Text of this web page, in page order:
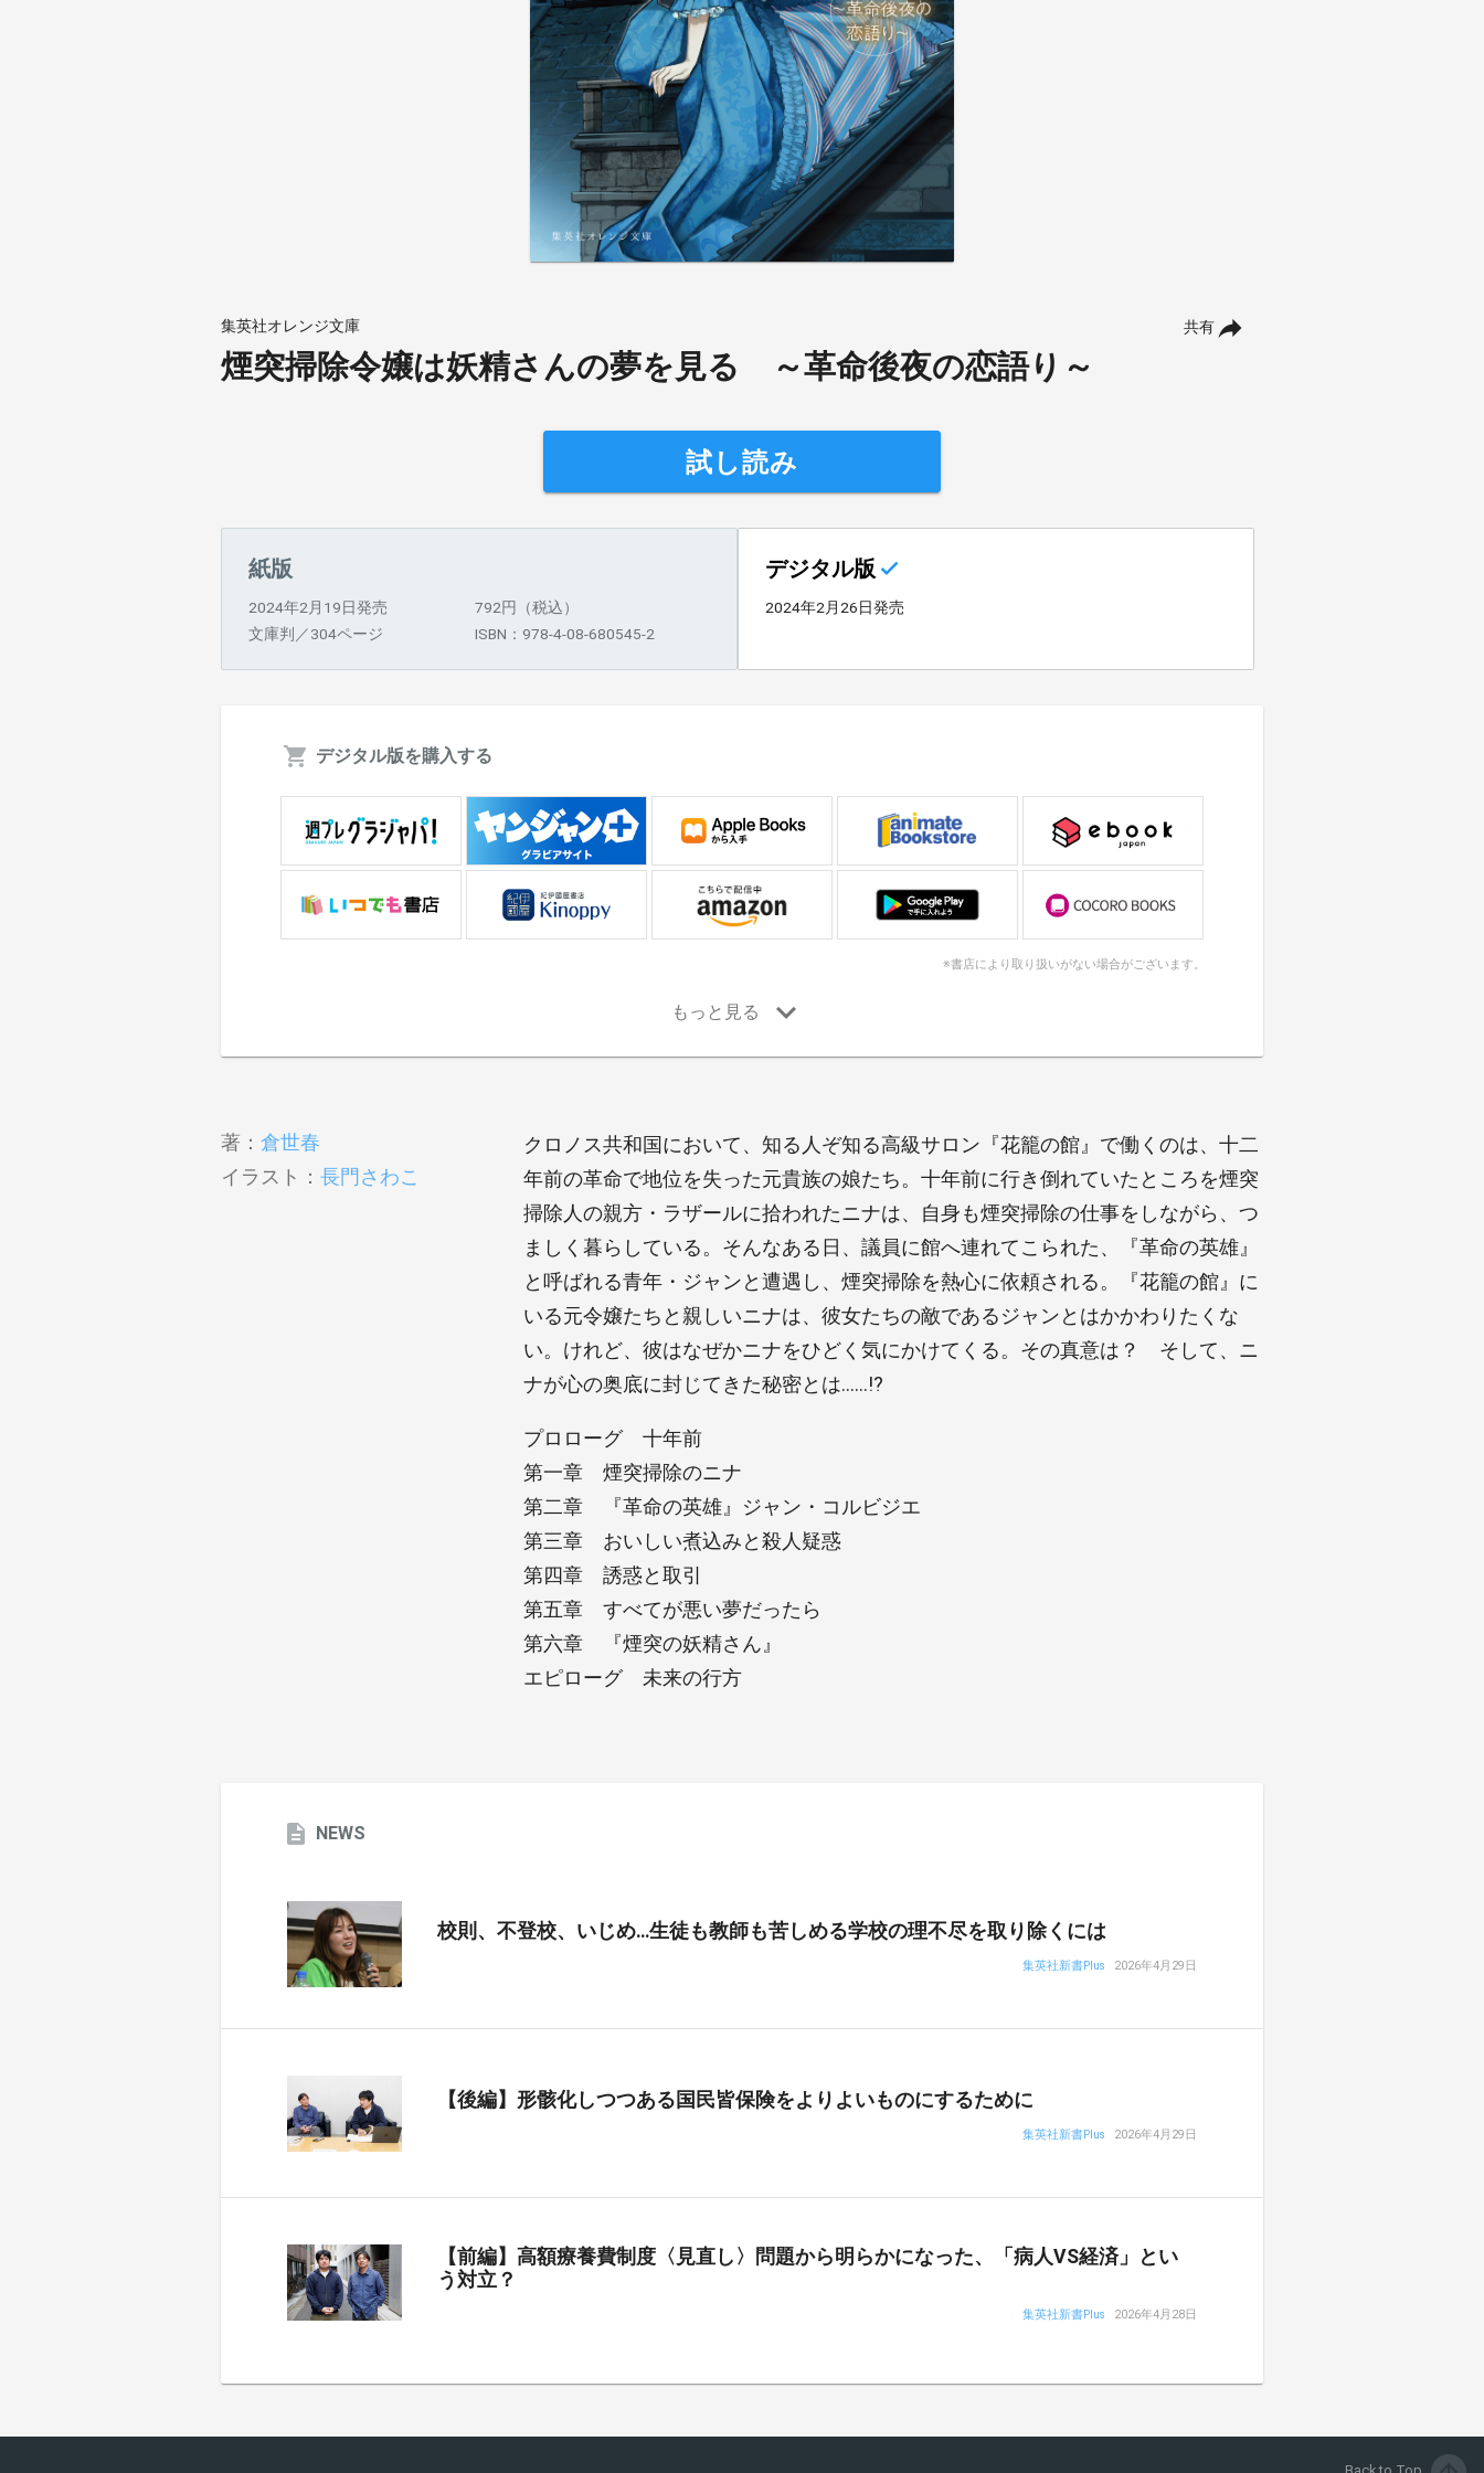
共有
集英社オレンジ文庫
煙突掃除令嬢は妖精さんの夢を見る ～革命後夜の恋語り～
試し読み
紙版
2024年2月19日発売
792円（税込）
文庫判／304ページ
ISBN：978-4-08-680545-2
デジタル版
2024年2月26日発売
デジタル版を購入する
※書店により取り扱いがない場合がございます。
著： 倉世春
イラスト： 長門さわこ
クロノス共和国において、知る人ぞ知る高級サロン『花籠の館』で働くのは、十二
年前の革命で地位を失った元貴族の娘たち。十年前に行き倒れていたところを煙突
掃除人の親方・ラザールに拾われたニナは、自身も煙突掃除の仕事をしながら、つ
ましく暮らしている。そんなある日、議員に館へ連れてこられた、『革命の英雄』
と呼ばれる青年・ジャンと遭遇し、煙突掃除を熱心に依頼される。『花籠の館』に
いる元令嬢たちと親しいニナは、彼女たちの敵であるジャンとはかかわりたくな
い。けれど、彼はなぜかニナをひどく気にかけてくる。その真意は？ そして、ニ
ナが心の奥底に封じてきた秘密とは……!?
プロローグ 十年前
第一章 煙突掃除のニナ
第二章 『革命の英雄』ジャン・コルビジエ
第三章 おいしい煮込みと殺人疑惑
第四章 誘惑と取引
第五章 すべてが悪い夢だったら
第六章 『煙突の妖精さん』
エピローグ 未来の行方
NEWS
校則、不登校、いじめ…生徒も教師も苦しめる学校の理不尽を取り除くには
集英社新書Plus 2026年4月29日
【後編】形骸化しつつある国民皆保険をよりよいものにするために
集英社新書Plus 2026年4月29日
【前編】高額療養費制度〈見直し〉問題から明らかになった、「病人VS経済」とい
う対立？
集英社新書Plus 2026年4月28日